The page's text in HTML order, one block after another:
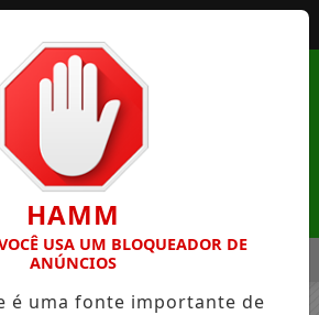
ESTÁ COM INSCRIÇÕES ABERTAS
HAMM
USA UM BLOQUEADOR DE
ANÚNCIOS
é uma fonte importante de